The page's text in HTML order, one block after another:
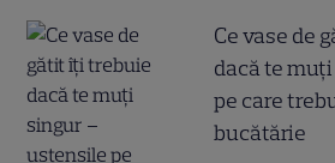
Ce vase de
dacă te
pe care
bucătărie